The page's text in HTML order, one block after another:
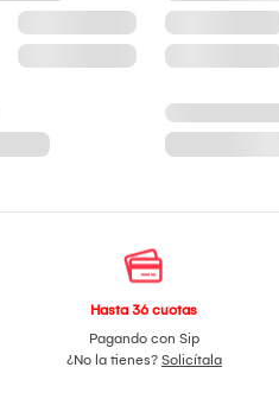
Hasta 36 cuotas
Pagando con Sip
¿No la tienes? Solicítala